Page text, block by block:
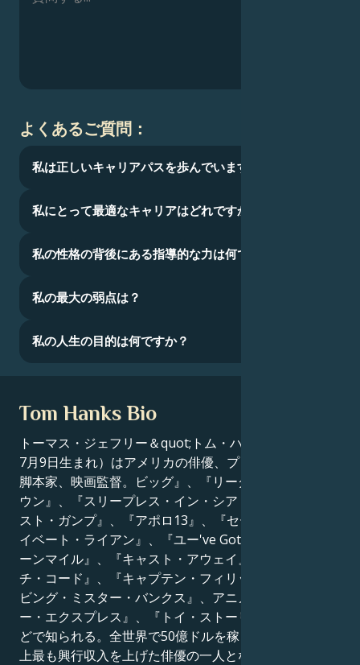
よくあるご質問：
私は正しいキャリアパスを歩んでいますか？
私にとって最適なキャリアはどれですか？
私の性格の背後にある指導的な力は何ですか？
私の最大の弱点は？
私の人生の目的は何ですか？
Tom Hanks Bio
トーマス・ジェフリー＆quot;トム・ハンクス（1956年
7月9日生まれ）はアメリカの俳優、プロデューサー、
脚本家、映画監督。ビッグ』、『リーグ・オブ・ジ・オ
ウン』、『スリープレス・イン・シアトル』、『フォレ
スト・ガンプ』、『アポロ13』、『セービング・プラ
イベート・ライアン』、『ユー've Got Mail』、『グリ
ーンマイル』、『キャスト・アウェイ』、『ダ・ヴィン
チ・コード』、『キャプテン・フィリップス』、『セー
ビング・ミスター・バンクス』、アニメ映画『ポーラ
ー・エクスプレス』、『トイ・ストーリー』シリーズな
どで知られる。全世界で50億ドルを稼ぎ出し、映画史
上最も興行収入を上げた俳優の一人となった。